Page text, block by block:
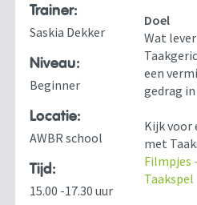
Trainer:
Saskia Dekker
Niveau:
Beginner
Locatie:
AWBR school
Tijd:
15.00 -17.30 uur
Doel
Wat
een
gedrag in
Kijk voor
met
Filmpjes
Taakspel